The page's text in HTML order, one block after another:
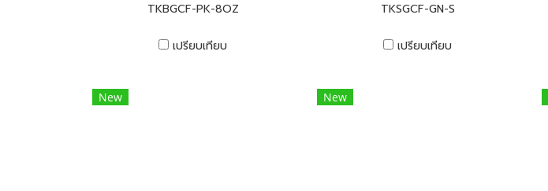
TKBGCF-PK-8OZ
เปรียบเทียบ
TKSGCF-GN-S
เปรียบเทียบ
New New